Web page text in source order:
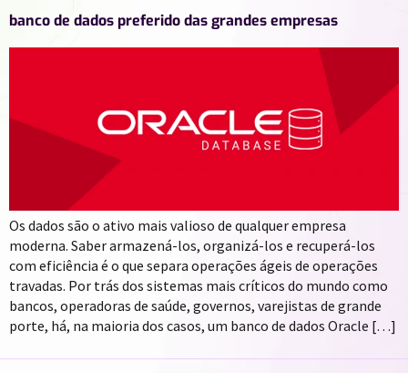
banco de dados preferido das grandes empresas
Os dados são o ativo mais valioso de qualquer empresa
moderna. Saber armazená-los, organizá-los e recuperá-los
com eficiência é o que separa operações ágeis de operações
travadas. Por trás dos sistemas mais críticos do mundo como
bancos, operadoras de saúde, governos, varejistas de grande
porte, há, na maioria dos casos, um banco de dados Oracle […]